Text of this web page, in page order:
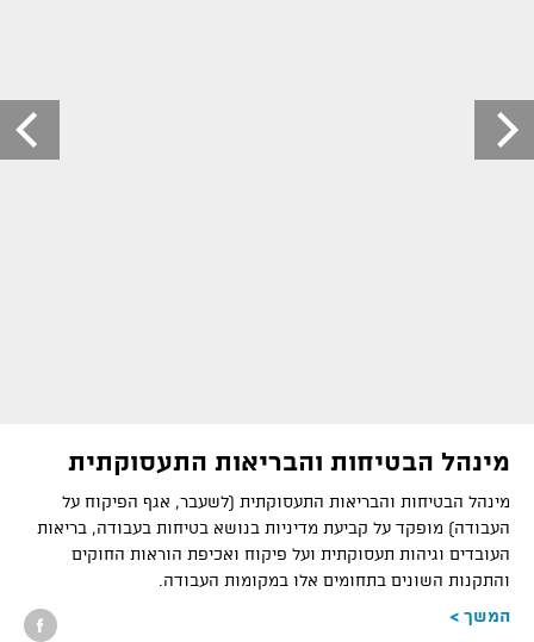
מינהל הבטיחות והבריאות התעסוקתית
מינהל הבטיחות והבריאות התעסוקתית )לשעבר, אגף הפיקוח על
העבודה( מופקד על קביעת מדיניות בנושא בטיחות בעבודה, בריאות
העובדים וגיהות תעסוקתית ועל פיקוח ואכיפת הוראות החוקים
והתקנות השונים בתחומים אלו במקומות העבודה.
המשך